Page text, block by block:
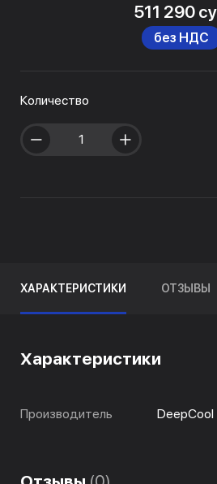
511 290
без НДС
Количество
ХАРАКТЕРИСТИКИ ОТЗЫВЫ
Характеристики
Производитель DeepCool